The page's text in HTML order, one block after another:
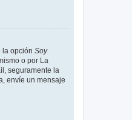
la opción Soy
o por La
seguramente la
envíe un mensaje